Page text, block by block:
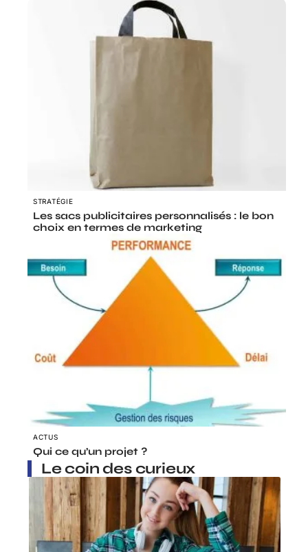
STRATÉGIE
Les sacs publicitaires personnalisés : le bon
choix en termes de marketing
ACTUS
Qui ce qu’un projet ?
Le coin des curieux